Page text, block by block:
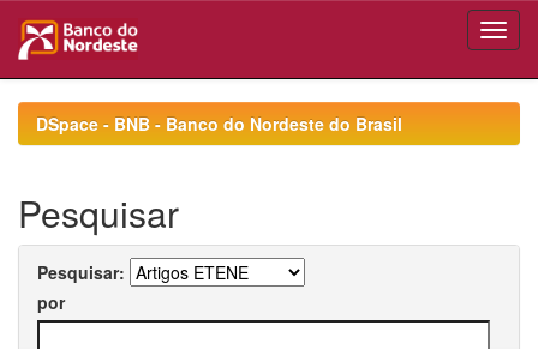
navigationDSpace - BNB - Banco do Nordeste do Brasil
Pesquisar
Pesquisar:
por